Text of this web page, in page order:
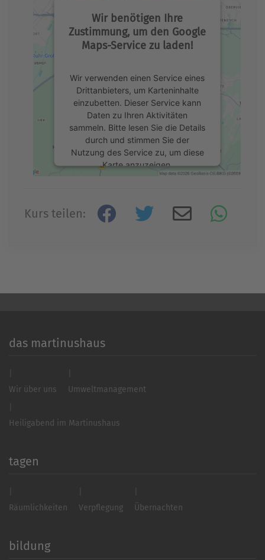
Wir benötigen Ihre
Zustimmung, um den Google
Maps-Service zu laden!
Wir verwenden einen Service eines
Drittanbieters, um Karteninhalte
einzubetten. Dieser Service kann
Daten zu Ihren Aktivitäten
sammeln. Bitte lesen Sie die Details
durch und stimmen Sie der
Nutzung des Service zu, um diese
Karte anzuzeigen.
Kurs teilen:
das martinushaus
Wir über uns Umweltmanagement
Heiligabend im Martinushaus
tagen
Räumlichkeiten Verpflegung Übernachten
bildung